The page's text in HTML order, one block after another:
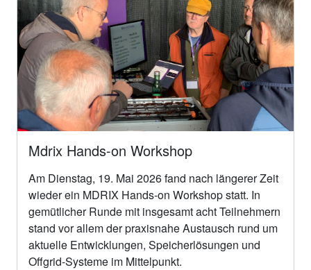
Mdrix Hands-on Workshop
Am Dienstag, 19. Mai 2026 fand nach längerer Zeit
wieder ein MDRIX Hands-on Workshop statt. In
gemütlicher Runde mit insgesamt acht Teilnehmern
stand vor allem der praxisnahe Austausch rund um
aktuelle Entwicklungen, Speicherlösungen und
Offgrid-Systeme im Mittelpunkt.